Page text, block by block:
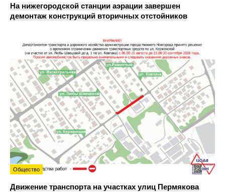
На нижегородской станции аэрации завершен
демонтаж конструкций вторичных отстойников
Общество
Движение транспорта на участках улиц Пермякова